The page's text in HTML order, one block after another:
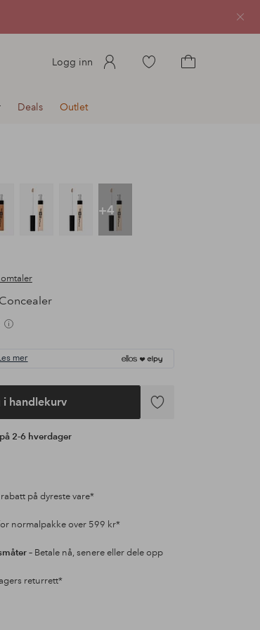
Lukk
Logg inn
Gå
Deals Outlet
+4
mer
i handlekurv
Legg
2-6 hverdager
på dyreste vare*
normalpakke over 599 kr*
– Betale nå, senere eller dele opp
returrett*